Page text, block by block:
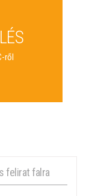
ről
felirat falra